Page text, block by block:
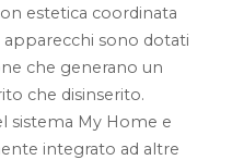
estetica coordinata
apparecchi sono dotati
che generano un
che disinserito.
sistema My Home e
integrato ad altre